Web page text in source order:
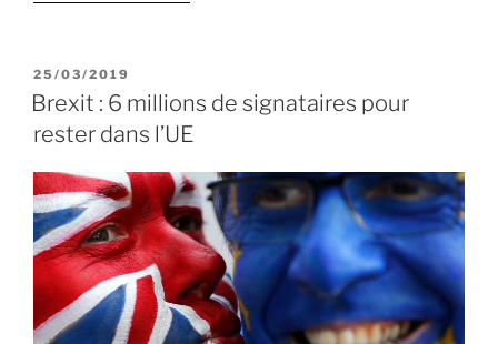
du
Parlement
PUBLIÉ
LE
25/03/2019
Brexit : 6 millions de signataires pour
rester dans l’UE